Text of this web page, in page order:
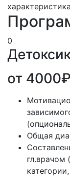
0
от
Общая
гл.врачом